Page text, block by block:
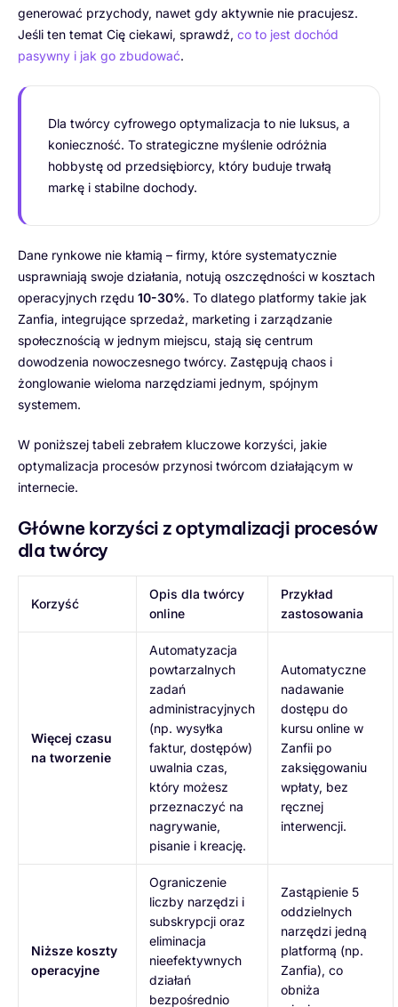
generować przychody, nawet gdy aktywnie nie pracujesz.
Jeśli ten temat Cię ciekawi, sprawdź, co to jest dochód
pasywny i jak go zbudować.
Dla twórcy cyfrowego optymalizacja to nie luksus, a
konieczność. To strategiczne myślenie odróżnia
hobbystę od przedsiębiorcy, który buduje trwałą
markę i stabilne dochody.
Dane rynkowe nie kłamią – firmy, które systematycznie
usprawniają swoje działania, notują oszczędności w kosztach
operacyjnych rzędu 10-30%. To dlatego platformy takie jak
Zanfia, integrujące sprzedaż, marketing i zarządzanie
społecznością w jednym miejscu, stają się centrum
dowodzenia nowoczesnego twórcy. Zastępują chaos i
żonglowanie wieloma narzędziami jednym, spójnym
systemem.
W poniższej tabeli zebrałem kluczowe korzyści, jakie
optymalizacja procesów przynosi twórcom działającym w
internecie.
Główne korzyści z optymalizacji procesów
dla twórcy
Korzyść
Opis dla twórcy
online
Przykład
zastosowania
Więcej czasu
na tworzenie
Automatyzacja
powtarzalnych
zadań
administracyjnych
(np. wysyłka
faktur, dostępów)
uwalnia czas,
który możesz
przeznaczyć na
nagrywanie,
pisanie i kreację.
Automatyczne
nadawanie
dostępu do
kursu online w
Zanfii po
zaksięgowaniu
wpłaty, bez
ręcznej
interwencji.
Niższe koszty
operacyjne
Ograniczenie
liczby narzędzi i
subskrypcji oraz
eliminacja
nieefektywnych
działań
bezpośrednio
Zastąpienie 5
oddzielnych
narzędzi jedną
platformą (np.
Zanfia), co
obniża